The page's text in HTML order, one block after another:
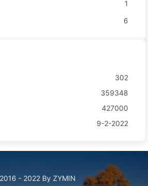
1
6
302
359348
427000
9-2-2022
- 2022 By ZYMIN